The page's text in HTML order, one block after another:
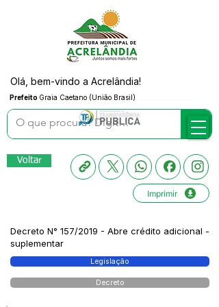
Prefeito Graia Caetano (União Brasil)
Olá, bem-vindo a Acrelândia!
Voltar
Imprimir
Decreto N° 157/2019 - Abre crédito adicional -
suplementar
Legislação
Decreto